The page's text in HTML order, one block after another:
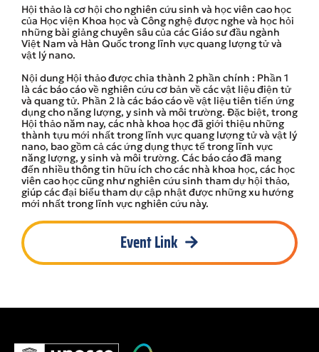
Hội thảo là cơ hội cho nghiên cứu sinh và học viên cao học
của Học viện Khoa học và Công nghệ được nghe và học hỏi
những bài giảng chuyên sâu của các Giáo sư đầu ngành
Việt Nam và Hàn Quốc trong lĩnh vực quang lượng tử và
vật lý nano.
Nội dung Hội thảo được chia thành 2 phần chính : Phần 1
là các báo cáo về nghiên cứu cơ bản về các vật liệu điện tử
và quang tử. Phần 2 là các báo cáo về vật liệu tiên tiến ứng
dụng cho năng lượng, y sinh và môi trường. Đặc biệt, trong
Hội thảo năm nay, các nhà khoa học đã giới thiệu những
thành tựu mới nhất trong lĩnh vực quang lượng tử và vật lý
nano, bao gồm cả các ứng dụng thực tế trong lĩnh vực
năng lượng, y sinh và môi trường. Các báo cáo đã mang
đến nhiều thông tin hữu ích cho các nhà khoa học, các học
viên cao học cũng như nghiên cứu sinh tham dự hội thảo,
giúp các đại biểu tham dự cập nhật được những xu hướng
mới nhất trong lĩnh vực nghiên cứu này.
Event Link